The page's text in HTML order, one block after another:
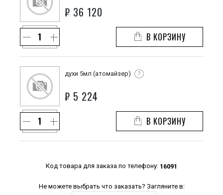
₽ 36 120
В КОРЗИНУ
духи 5мл (атомайзер) ?
₽ 5 224
В КОРЗИНУ
Код товара для заказа по телефону: 16091
Не можете выбрать что заказать? Загляните в: